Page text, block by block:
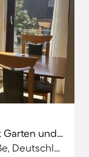
Familienfreundliche Wohnung mit Garten und Terrasse
Gleisweiler, Südliche Weinstraße, Deutschland